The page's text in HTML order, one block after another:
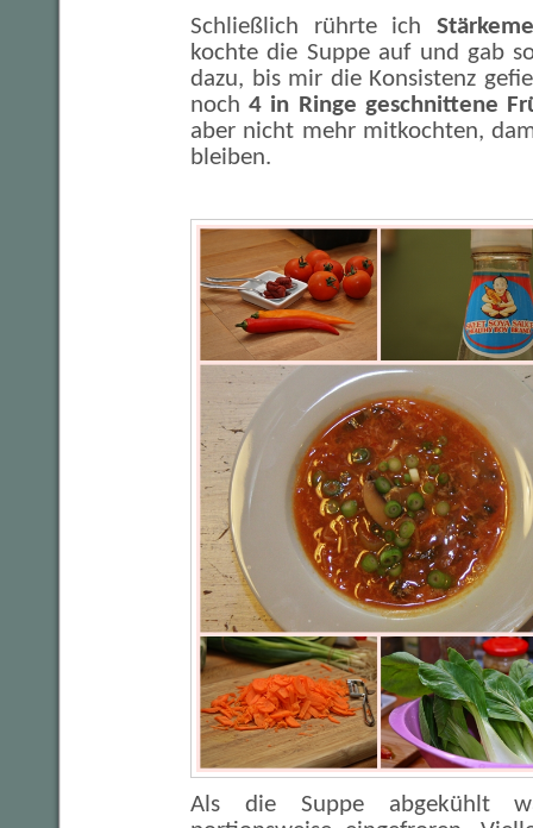
Schließlich rührte ich
kochte die Suppe auf und gab
dazu, bis mir die Konsistenz
noch4 in Ringe geschnittene
aber nicht mehr mitkochten,
bleiben.
Als die Suppe abgekühlt